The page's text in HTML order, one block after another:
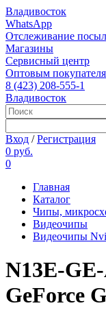
Владивосток
WhatsApp
Отслеживание
Магазины
Сервисный центр
Оптовым
8 (423) 208-555-1
Владивосток
Вход /Регистрация
0 руб.
0
Главная
Каталог
Чипы,
Видеочипы
Видеочипы
N13E-
GeForce